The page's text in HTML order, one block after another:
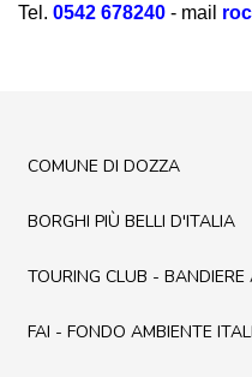
Tel. 0542 678240 - mail
COMUNE DI DOZZA
BORGHI PIÙ BELLI D'ITALIA
TOURING CLUB - BANDIERE
FAI - FONDO AMBIENTE